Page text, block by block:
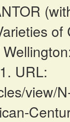
URL:
view/